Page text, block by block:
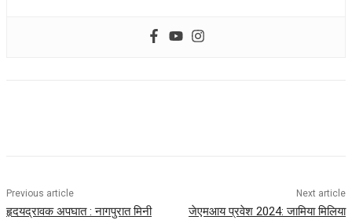
Previous article
हृदयद्रावक अपघात : नागपुरात मिनी
Next article
जेएमआय प्रवेश 2024: जामिया मिलिया